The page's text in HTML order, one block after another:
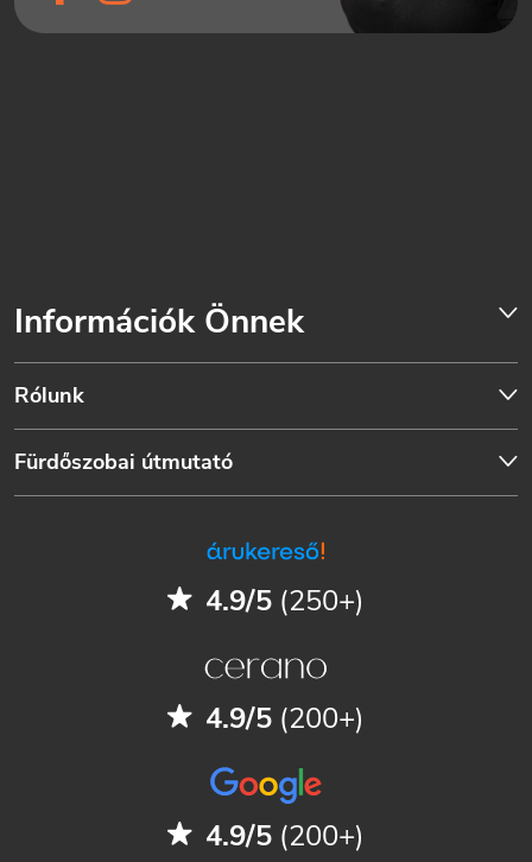
Információk Önnek
Rólunk
Fürdőszobai útmutató
4.9/5 (250+)
4.9/5 (200+)
4.9/5 (200+)